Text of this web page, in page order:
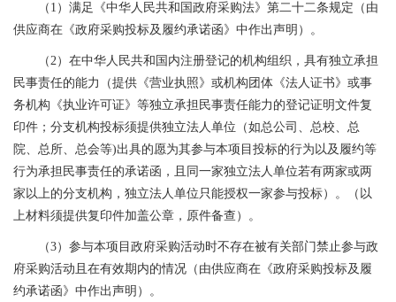
（1）满足《中华人民共和国政府采购法》第二十二条规定（由
供应商在《政府采购投标及履约承诺函》中作出声明）。
（2）在中华人民共和国内注册登记的机构组织，具有独立承担
民事责任的能力（提供《营业执照》或机构团体《法人证书》或事
务机构《执业许可证》等独立承担民事责任能力的登记证明文件复
印件；分支机构投标须提供独立法人单位（如总公司、总校、总
院、总所、总会等)出具的愿为其参与本项目投标的行为以及履约等
行为承担民事责任的承诺函，且同一家独立法人单位若有两家或两
家以上的分支机构，独立法人单位只能授权一家参与投标）。（以
上材料须提供复印件加盖公章，原件备查）。
（3）参与本项目政府采购活动时不存在被有关部门禁止参与政
府采购活动且在有效期内的情况（由供应商在《政府采购投标及履
约承诺函》中作出声明）。